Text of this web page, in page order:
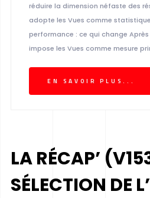
réduire la dimension néfaste des
adopte les Vues comme
performance : ce qui change
impose les Vues comme mesure
EN SAVOIR PLUS...
LA RÉCAP’
SÉLECTION DE